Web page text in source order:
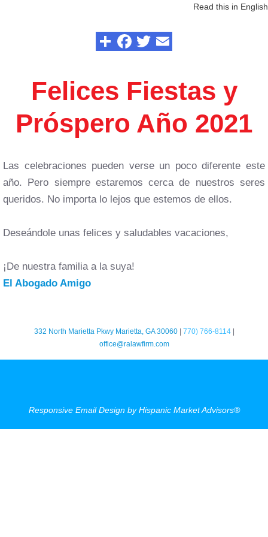
Read this in English
Felices Fiestas y
Próspero Año 2021
Las celebraciones pueden verse un poco diferente este
año. Pero siempre estaremos cerca de nuestros seres
queridos. No importa lo lejos que estemos de ellos.
Deseándole unas felices y saludables vacaciones,
¡De nuestra familia a la suya!
El Abogado Amigo
332 North Marietta Pkwy Marietta, GA 30060 770) 766-8114
office@ralawfirm.com
Responsive Email Design by Hispanic Market Advisors®